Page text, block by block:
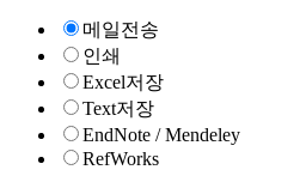
메일전송
인쇄
Excel저장
Text저장
EndNote / Mendeley
RefWorks